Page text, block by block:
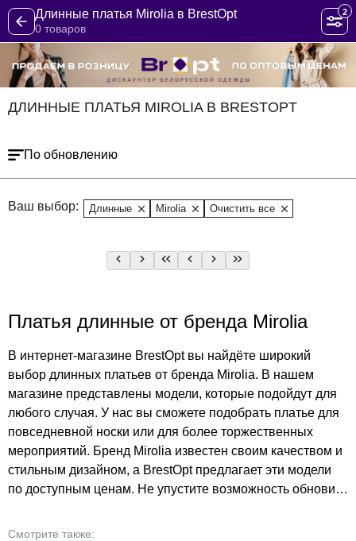
Длинные платья Mirolia в BrestOpt
0 товаров
2
ДЛИННЫЕ ПЛАТЬЯ MIROLIA В BRESTOPT
По обновлению
Ваш выбор: Длинные Mirolia Очистить все
Платья длинные от бренда Mirolia
В интернет-магазине BrestOpt вы найдёте широкий
выбор длинных платьев от бренда Mirolia. В нашем
магазине представлены модели, которые подойдут для
любого случая. У нас вы сможете подобрать платье для
повседневной носки или для более торжественных
мероприятий. Бренд Mirolia известен своим качеством и
стильным дизайном, а BrestOpt предлагает эти модели
по доступным ценам. Не упустите возможность обновить
Mirolia. В BrestOpt низкие цены – ваша выгода! Длинные
Смотрите также: